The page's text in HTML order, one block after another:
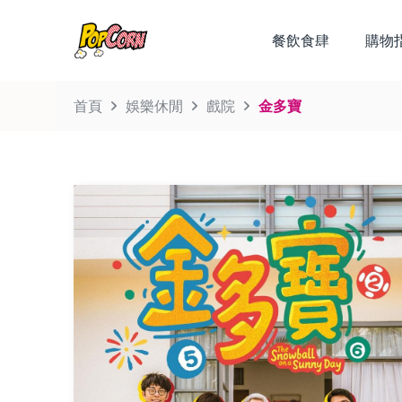
餐飲食肆 購物
首頁 娛樂休閒 戲院 金多寶